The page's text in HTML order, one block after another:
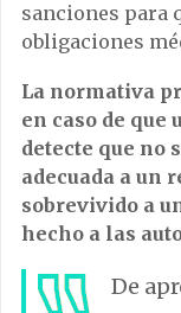
sanciones para
obligaciones
La normativa
en caso de
detecte que no
adecuada a un
sobrevivido a
hecho a las
De